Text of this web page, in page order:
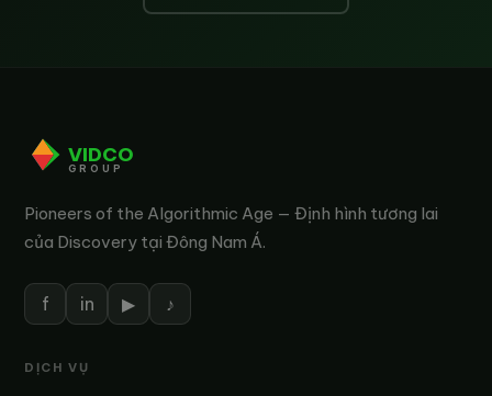
VIDCO
GROUP
Pioneers of the Algorithmic Age — Định hình tương lai
của Discovery tại Đông Nam Á.
f in ▶ ♪
DỊCH VỤ